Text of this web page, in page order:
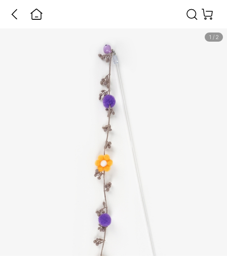
1 / 2